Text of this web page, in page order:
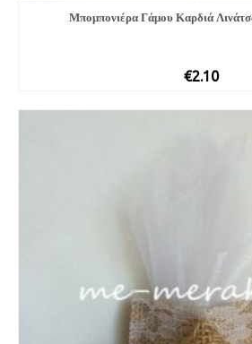
Μπομπονιέρα Γάμου Καρδιά
€2.10